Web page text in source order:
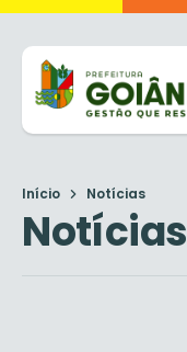
Início Notícias
Notícias